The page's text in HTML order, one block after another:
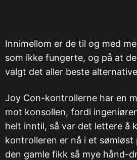
Innimellom er de til og med
som ikke fungerte, og på at
valgt det aller beste
Joy Con-kontrollerne har en
mot konsollen, fordi
helt inntil, så var det lettere å
kontrolleren er nå i et
den gamle fikk så mye hånd-